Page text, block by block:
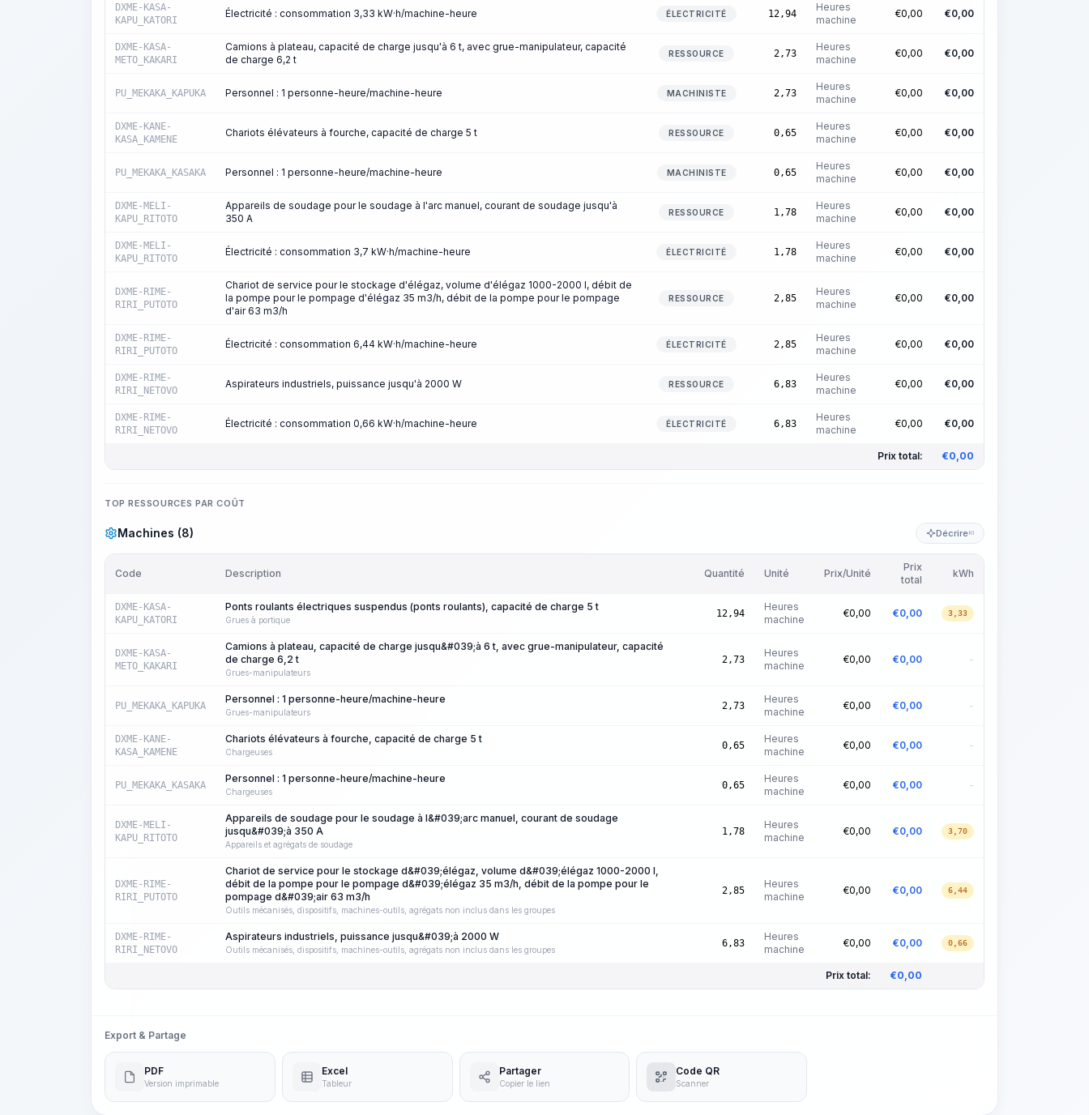
DXME-KASA-
KAPU_KATORI
Électricité : consommation 3,33 kW·h/machine-heure ÉLECTRICITÉ 12,94
Heures
machine
€0,00 €0,00
DXME-KASA-
METO_KAKARI
Camions à plateau, capacité de charge jusqu'à 6 t, avec grue-manipulateur, capacité
de charge 6,2 t
RESSOURCE 2,73
Heures
machine
€0,00 €0,00
PU_MEKAKA_KAPUKA Personnel : 1 personne-heure/machine-heure MACHINISTE 2,73
Heures
machine
€0,00 €0,00
DXME-KANE-
KASA_KAMENE
Chariots élévateurs à fourche, capacité de charge 5 t RESSOURCE 0,65
Heures
machine
€0,00 €0,00
PU_MEKAKA_KASAKA Personnel : 1 personne-heure/machine-heure MACHINISTE 0,65
Heures
machine
€0,00 €0,00
DXME-MELI-
KAPU_RITOTO
Appareils de soudage pour le soudage à l'arc manuel, courant de soudage jusqu'à
350 A
RESSOURCE 1,78
Heures
machine
€0,00 €0,00
DXME-MELI-
KAPU_RITOTO
Électricité : consommation 3,7 kW·h/machine-heure ÉLECTRICITÉ 1,78
Heures
machine
€0,00 €0,00
DXME-RIME-
RIRI_PUTOTO
Chariot de service pour le stockage d'élégaz, volume d'élégaz 1000-2000 l, débit de
la pompe pour le pompage d'élégaz 35 m3/h, débit de la pompe pour le pompage
d'air 63 m3/h
RESSOURCE 2,85
Heures
machine
€0,00 €0,00
DXME-RIME-
RIRI_PUTOTO
Électricité : consommation 6,44 kW·h/machine-heure ÉLECTRICITÉ 2,85
Heures
machine
€0,00 €0,00
DXME-RIME-
RIRI_NETOVO
Aspirateurs industriels, puissance jusqu'à 2000 W RESSOURCE 6,83
Heures
machine
€0,00 €0,00
DXME-RIME-
RIRI_NETOVO
Électricité : consommation 0,66 kW·h/machine-heure ÉLECTRICITÉ 6,83
Heures
machine
€0,00 €0,00
Prix total: €0,00
TOP RESSOURCES PAR COÛT
Machines (8) DécrireKI
Code Description Quantité Unité Prix/Unité
Prix
total
kWh
DXME-KASA-
KAPU_KATORI
Ponts roulants électriques suspendus (ponts roulants), capacité de charge 5 t
Grues à portique
12,94
Heures
machine
€0,00 €0,00 3,33
DXME-KASA-
METO_KAKARI
Camions à plateau, capacité de charge jusqu&#039;à 6 t, avec grue-manipulateur, capacité
de charge 6,2 t
Grues-manipulateurs
2,73
Heures
machine
€0,00 €0,00 -
PU_MEKAKA_KAPUKA
Personnel : 1 personne-heure/machine-heure
Grues-manipulateurs
2,73
Heures
machine
€0,00 €0,00 -
DXME-KANE-
KASA_KAMENE
Chariots élévateurs à fourche, capacité de charge 5 t
Chargeuses
0,65
Heures
machine
€0,00 €0,00 -
PU_MEKAKA_KASAKA
Personnel : 1 personne-heure/machine-heure
Chargeuses
0,65
Heures
machine
€0,00 €0,00 -
DXME-MELI-
KAPU_RITOTO
Appareils de soudage pour le soudage à l&#039;arc manuel, courant de soudage
jusqu&#039;à 350 A
Appareils et agrégats de soudage
1,78
Heures
machine
€0,00 €0,00 3,70
DXME-RIME-
RIRI_PUTOTO
Chariot de service pour le stockage d&#039;élégaz, volume d&#039;élégaz 1000-2000 l,
débit de la pompe pour le pompage d&#039;élégaz 35 m3/h, débit de la pompe pour le
pompage d&#039;air 63 m3/h
Outils mécanisés, dispositifs, machines-outils, agrégats non inclus dans les groupes
2,85
Heures
machine
€0,00 €0,00 6,44
DXME-RIME-
RIRI_NETOVO
Aspirateurs industriels, puissance jusqu&#039;à 2000 W
Outils mécanisés, dispositifs, machines-outils, agrégats non inclus dans les groupes
6,83
Heures
machine
€0,00 €0,00 0,66
Prix total: €0,00
Export & Partage
PDF
Version imprimable
Excel
Tableur
Partager
Copier le lien
Code QR
Scanner